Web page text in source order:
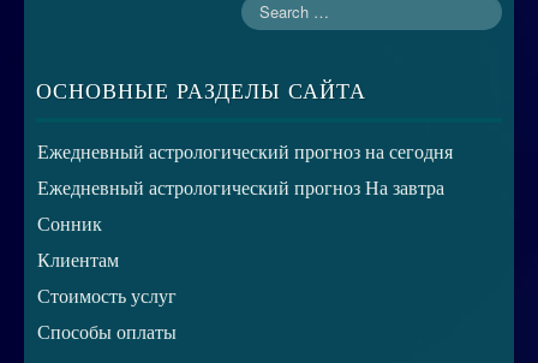
ОСНОВНЫЕ РАЗДЕЛЫ САЙТА
Ежедневный астрологический прогноз на сегодня
Ежедневный астрологический прогноз На завтра
Сонник
Клиентам
Стоимость услуг
Способы оплаты